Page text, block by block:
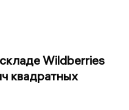
Wildberries
квадратных